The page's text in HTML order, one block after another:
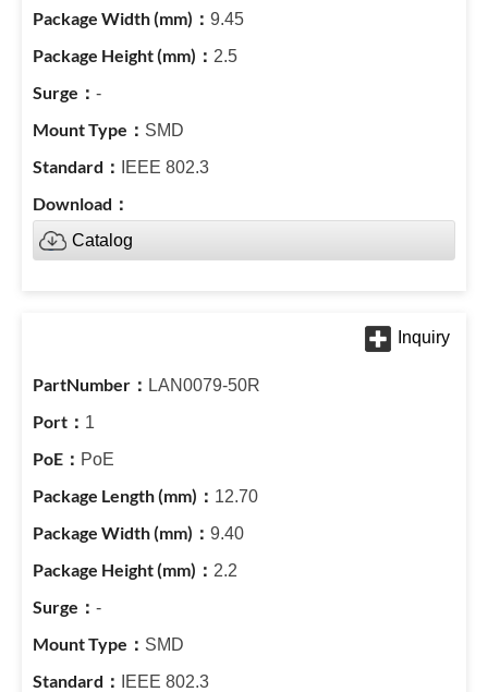
9.45
2.5
-
SMD
IEEE 802.3
Catalog
LAN0079-50R
1
PoE
12.70
9.40
2.2
-
SMD
IEEE 802.3